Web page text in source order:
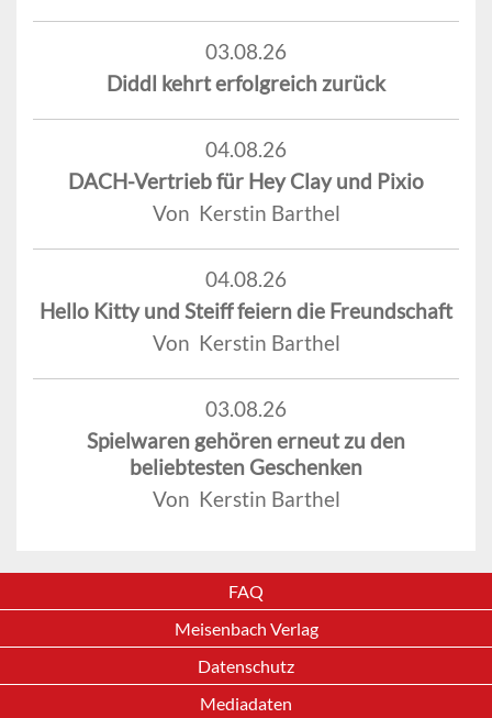
03.08.26
Diddl kehrt erfolgreich zurück
04.08.26
DACH-Vertrieb für Hey Clay und Pixio
Von Kerstin Barthel
04.08.26
Hello Kitty und Steiff feiern die Freundschaft
Von Kerstin Barthel
03.08.26
Spielwaren gehören erneut zu den
beliebtesten Geschenken
Von Kerstin Barthel
FAQ
Meisenbach Verlag
Datenschutz
Mediadaten